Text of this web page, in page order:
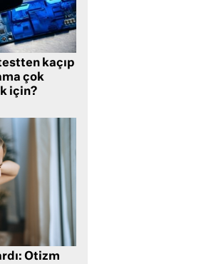
kaçıp
çok
için?
Otizm